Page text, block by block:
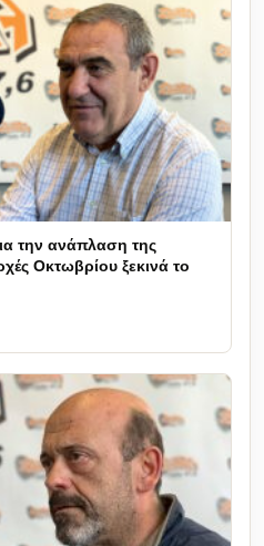
την ανάπλαση της
Οκτωβρίου ξεκινά το